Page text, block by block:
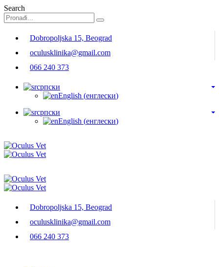
Search
Dobropoljska 15, Beograd
oculusklinika@gmail.com
066 240 373
српски
English (енглески)
српски
English (енглески)
Dobropoljska 15, Beograd
oculusklinika@gmail.com
066 240 373